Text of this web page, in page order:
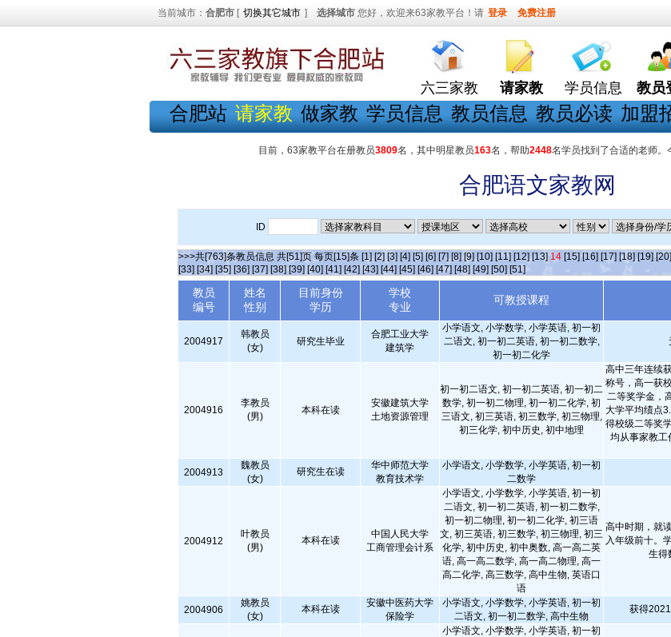
当前城市： 合肥市 [ 切换其它城市 ] 选择城市 您好，欢迎来63家教平台！请 登录 免费注册
六三家教 请家教 学员信息 教员
合肥站 请家教 做家教 学员信息 教员信息 教员必读 加盟
目前，63家教平台在册教员3809名，其中明星教员163名，帮助2448名学员找到了合适的老师。
合肥语文家教网
ID
>>>共[763]条教员信息 共[51]页 每页[15]条 [1] [2] [3] [4] [5] [6] [7] [8] [9] [10] [11] [12] [13] 14 [15] [16] [17] [18] [19] [20]
[33] [34] [35] [36] [37] [38] [39] [40] [41] [42] [43] [44] [45] [46] [47] [48] [49] [50] [51]
教员
编号
姓名
性别
目前身份
学历
学校
专业
可教授课程
2004917
韩教员
(女)
研究生毕业
合肥工业大学
建筑学
小学语文, 小学数学, 小学英语, 初一初
二语文, 初一初二英语, 初一初二数学,
初一初二化学
2004916
李教员
(男)
本科在读
安徽建筑大学
土地资源管理
初一初二语文, 初一初二英语, 初一初二
数学, 初一初二物理, 初一初二化学, 初
三语文, 初三英语, 初三数学, 初三物理,
初三化学, 初中历史, 初中地理
高中三年连续
称号，高一获
二等奖学金，
大学平均绩点
得校级二等奖
均从事家教工
2004913
魏教员
(女)
研究生在读
华中师范大学
教育技术学
小学语文, 小学数学, 小学英语, 初一初
二数学
2004912
叶教员
(男)
本科在读
中国人民大学
工商管理会计系
小学语文, 小学数学, 小学英语, 初一初
二语文, 初一初二英语, 初一初二数学,
初一初二物理, 初一初二化学, 初三语
文, 初三英语, 初三数学, 初三物理, 初三
化学, 初中历史, 初中奥数, 高一高二英
语, 高一高二数学, 高一高二物理, 高一
高二化学, 高三数学, 高中生物, 英语口
语
高中时期，就
入年级前十。
生得
2004906
姚教员
(女)
本科在读
安徽中医药大学
保险学
小学语文, 小学数学, 小学英语, 初一初
二语文, 初一初二数学, 高中生物
获得
小学语文, 小学数学, 小学英语, 初一初